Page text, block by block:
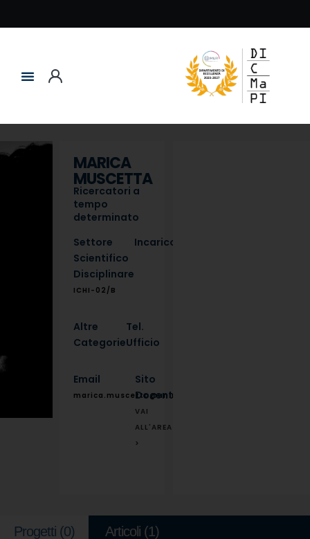
MARICA
MUSCETTA
Ricercatori a
tempo
determinato
Settore
Scientifico
Disciplinare
ICHI-02/B
Incarico
Altre
Categorie
Tel.
Ufficio
Email
marica.muscetta@unina.it
Sito
Docente
VAI
ALL'AREA
>
Progetti (0) Articoli (1)